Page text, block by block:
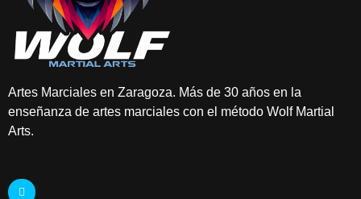
Artes Marciales en Zaragoza. Más de 30 años en la
enseñanza de artes marciales con el método Wolf Martial
Arts.